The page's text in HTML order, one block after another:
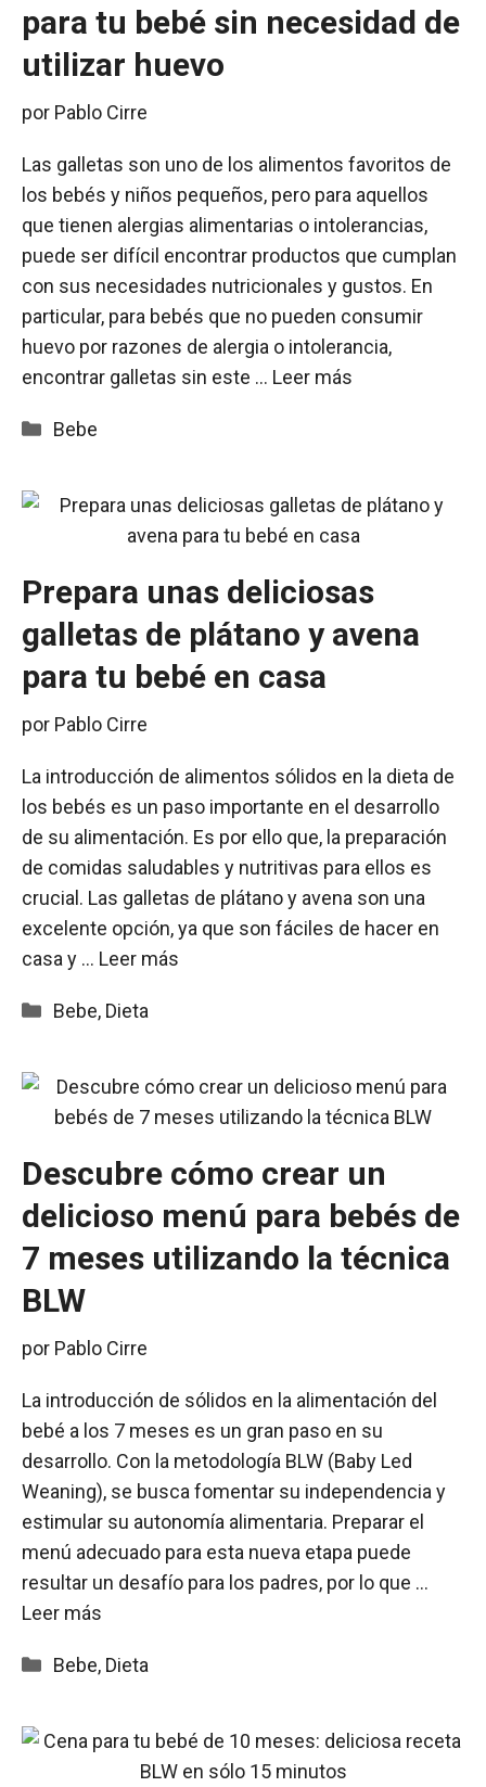
para tu bebé sin necesidad de
utilizar huevo
por Pablo Cirre
Las galletas son uno de los alimentos favoritos de
los bebés y niños pequeños, pero para aquellos
que tienen alergias alimentarias o intolerancias,
puede ser difícil encontrar productos que cumplan
con sus necesidades nutricionales y gustos. En
particular, para bebés que no pueden consumir
huevo por razones de alergia o intolerancia,
encontrar galletas sin este … Leer más
Categorías
Bebe
Prepara unas deliciosas
galletas de plátano y avena
para tu bebé en casa
por Pablo Cirre
La introducción de alimentos sólidos en la dieta de
los bebés es un paso importante en el desarrollo
de su alimentación. Es por ello que, la preparación
de comidas saludables y nutritivas para ellos es
crucial. Las galletas de plátano y avena son una
excelente opción, ya que son fáciles de hacer en
casa y … Leer más
Categorías
Bebe, Dieta
Descubre cómo crear un
delicioso menú para bebés de
7 meses utilizando la técnica
BLW
por Pablo Cirre
La introducción de sólidos en la alimentación del
bebé a los 7 meses es un gran paso en su
desarrollo. Con la metodología BLW (Baby Led
Weaning), se busca fomentar su independencia y
estimular su autonomía alimentaria. Preparar el
menú adecuado para esta nueva etapa puede
resultar un desafío para los padres, por lo que …
Leer más
Categorías
Bebe, Dieta